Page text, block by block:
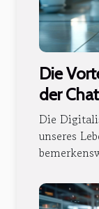
Die
der
Die
unseres